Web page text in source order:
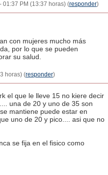
01:37 PM (13:37 horas) (responder)
con mujeres mucho más
por lo que se pueden
su salud.
horas) (responder)
el que le lleve 15 no kiere decir
una de 20 y uno de 35 son
mantiene puede estar en
uno de 20 y pico.... asi que no
se fija en el fisico como